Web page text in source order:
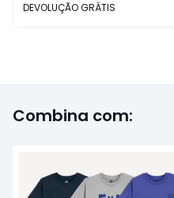
DEVOLUÇÃO GRÁTIS
Combina com: